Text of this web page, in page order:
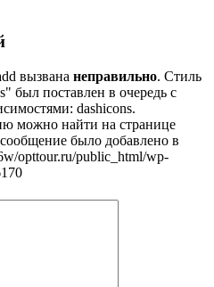
вызвана неправильно. Стиль
был поставлен в очередь с
dashicons.
можно найти на странице
было добавлено в
opttour.ru/public_html/wp-